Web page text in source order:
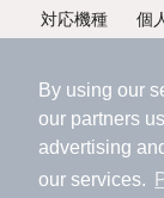
By using our
our partners
advertising
our services.
アプリに
対応機種 個